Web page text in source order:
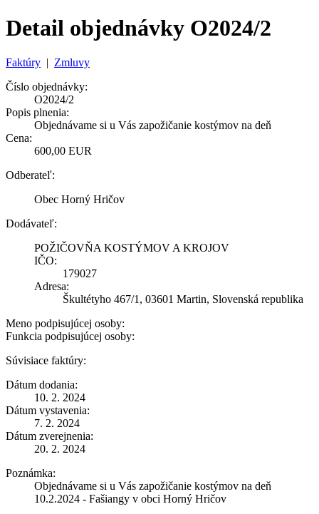
Detail objednávky O2024/2
Faktúry | Zmluvy
Číslo objednávky:
O2024/2
Popis plnenia:
Objednávame si u Vás zapožičanie kostýmov na deň
Cena:
600,00 EUR
Odberateľ:
Obec Horný Hričov
Dodávateľ:
POŽIČOVŇA KOSTÝMOV A KROJOV
IČO:
179027
Adresa:
Škultétyho 467/1, 03601 Martin, Slovenská republika
Meno podpisujúcej osoby:
Funkcia podpisujúcej osoby:
Súvisiace faktúry:
Dátum dodania:
10. 2. 2024
Dátum vystavenia:
7. 2. 2024
Dátum zverejnenia:
20. 2. 2024
Poznámka:
Objednávame si u Vás zapožičanie kostýmov na deň
10.2.2024 - Fašiangy v obci Horný Hričov